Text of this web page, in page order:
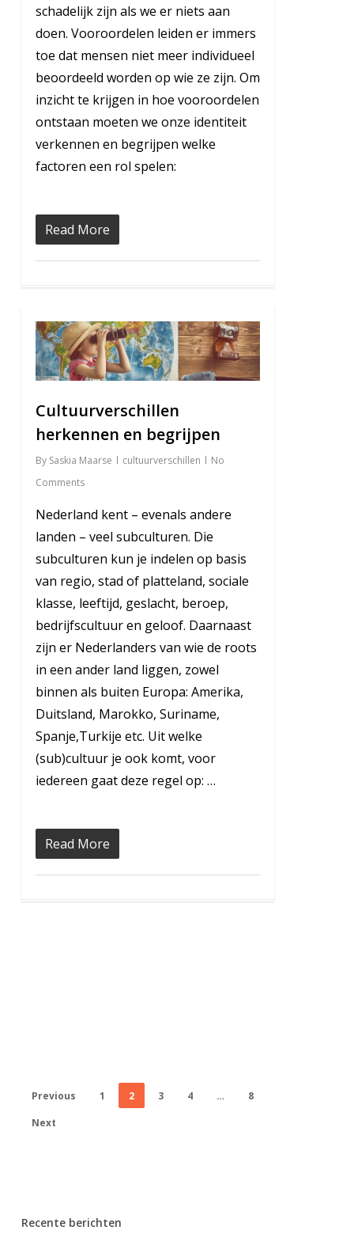
schadelijk zijn als we er niets aan
doen. Vooroordelen leiden er immers
toe dat mensen niet meer individueel
beoordeeld worden op wie ze zijn. Om
inzicht te krijgen in hoe vooroordelen
ontstaan moeten we onze identiteit
verkennen en begrijpen welke
factoren een rol spelen:
Read More
Cultuurverschillen
herkennen en begrijpen
By Saskia Maarse cultuurverschillen
No
Comments
Nederland kent – evenals andere
landen – veel subculturen. Die
subculturen kun je indelen op basis
van regio, stad of platteland, sociale
klasse, leeftijd, geslacht, beroep,
bedrijfscultuur en geloof. Daarnaast
zijn er Nederlanders van wie de roots
in een ander land liggen, zowel
binnen als buiten Europa: Amerika,
Duitsland, Marokko, Suriname,
Spanje,Turkije etc. Uit welke
(sub)cultuur je ook komt, voor
iedereen gaat deze regel op: …
Read More
2
Previous 1 2 3 4 …
8
Next
Recente berichten